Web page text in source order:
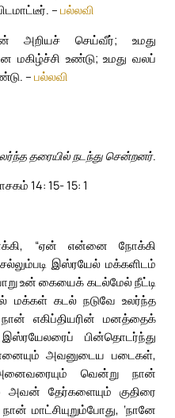
– பல்லவி
அறியச் செய்வீர்; உமது
மகிழ்ச்சி உண்டு; உமது வலப்
– பல்லவி
தரையில் நடந்து சென்றனர்.
14: 15- 15: 1
“ஏன் என்னை நோக்கி
இஸ்ரயேல் மக்களிடம்
உன் கையைக் கடல்மேல் நீட்டி
மக்கள் கடல் நடுவே உலர்ந்த
எகிப்தியரின் மனத்தைக்
பின்தொடர்ந்து
அவனுடைய படைகள்,
வென்று நான்
அவன் தேர்களையும் குதிரை
மாட்சியுறும்போது, ‘நானே